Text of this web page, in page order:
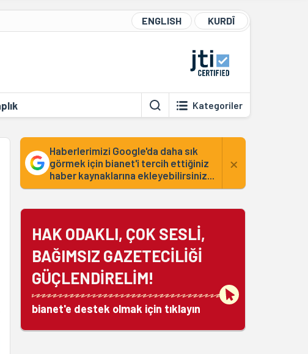
ENGLISH KURDÎ
Kategoriler
Haberlerimizi Google'da daha sık
görmek için bianet'i tercih ettiğiniz
haber kaynaklarına ekleyebilirsiniz...
×
HAK ODAKLI, ÇOK SESLİ,
BAĞIMSIZ GAZETECİLİĞİ
GÜÇLENDİRELİM!
bianet'e destek olmak için tıklayın